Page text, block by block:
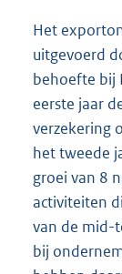
Het
uitgevoerd
behoefte bij
eerste jaar
verzekering
het tweede
groei van 8
activiteiten
van de mid-
bij